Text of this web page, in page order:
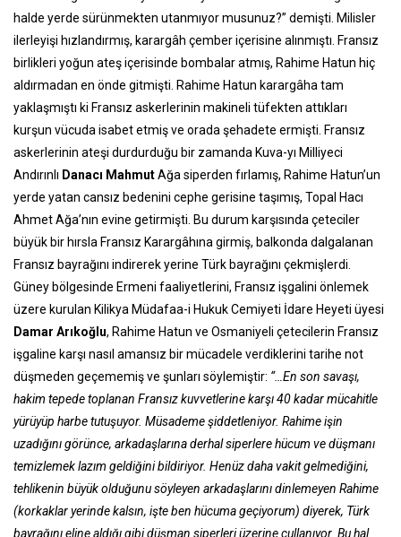
halde yerde sürünmekten utanmıyor musunuz?” demişti. Milisler
ilerleyişi hızlandırmış, karargâh çember içerisine alınmıştı. Fransız
birlikleri yoğun ateş içerisinde bombalar atmış, Rahime Hatun hiç
aldırmadan en önde gitmişti. Rahime Hatun karargâha tam
yaklaşmıştı ki Fransız askerlerinin makineli tüfekten attıkları
kurşun vücuda isabet etmiş ve orada şehadete ermişti. Fransız
askerlerinin ateşi durdurduğu bir zamanda Kuva-yı Milliyeci
Andırınlı Danacı MahmutAğa siperden fırlamış, Rahime Hatun’un
yerde yatan cansız bedenini cephe gerisine taşımış, Topal Hacı
Ahmet Ağa’nın evine getirmişti. Bu durum karşısında çeteciler
büyük bir hırsla Fransız Karargâhına girmiş, balkonda dalgalanan
Fransız bayrağını indirerek yerine Türk bayrağını çekmişlerdi.
Güney bölgesinde Ermeni faaliyetlerini, Fransız işgalini önlemek
üzere kurulan Kilikya Müdafaa-i Hukuk Cemiyeti İdare Heyeti üyesi
Damar Arıkoğlu, Rahime Hatun ve Osmaniyeli çetecilerin Fransız
işgaline karşı nasıl amansız bir mücadele verdiklerini tarihe not
düşmeden geçememiş ve şunları söylemiştir: “…En son savaşı,
hakim tepede toplanan Fransız kuvvetlerine karşı 40 kadar mücahitle
yürüyüp harbe tutuşuyor. Müsademe şiddetleniyor. Rahime işin
uzadığını görünce, arkadaşlarına derhal siperlere hücum ve düşmanı
temizlemek lazım geldiğini bildiriyor. Henüz daha vakit gelmediğini,
tehlikenin büyük olduğunu söyleyen arkadaşlarını dinlemeyen Rahime
(korkaklar yerinde kalsın, işte ben hücuma geçiyorum) diyerek, Türk
bayrağını eline aldığı gibi düşman siperleri üzerine çullanıyor. Bu hal